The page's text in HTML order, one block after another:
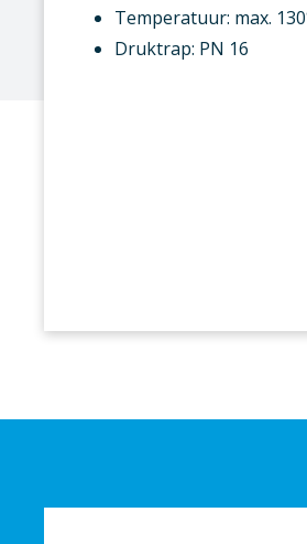
Temperatuur: max.
Druktrap: PN 16